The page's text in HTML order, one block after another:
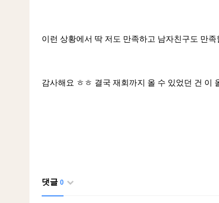
이런 상황에서 딱 저도 만족하고 남자친구도 만
감사해요 ㅎㅎ 결국 재회까지 올 수 있었던 건 이
댓글 0